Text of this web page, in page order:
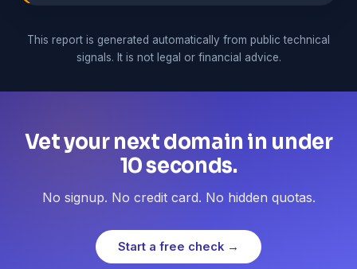
This report is generated automatically from public technical
signals. It is not legal or financial advice.
Vet your next domain in under
10 seconds.
No signup. No credit card. No hidden quotas.
Start a free check →